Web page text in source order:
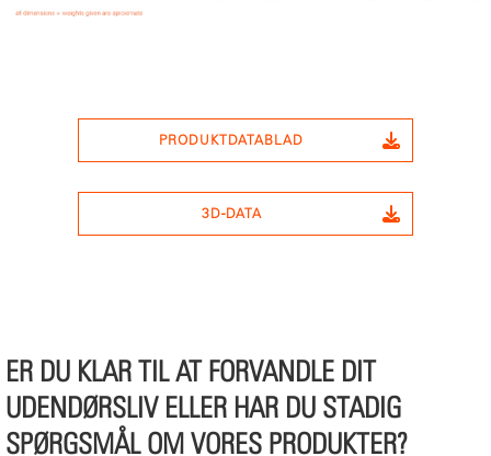
PRODUKTDATABLAD
3D-DATA
ER DU KLAR TIL AT FORVANDLE DIT
UDENDØRSLIV ELLER HAR DU STADIG
SPØRGSMÅL OM VORES PRODUKTER?